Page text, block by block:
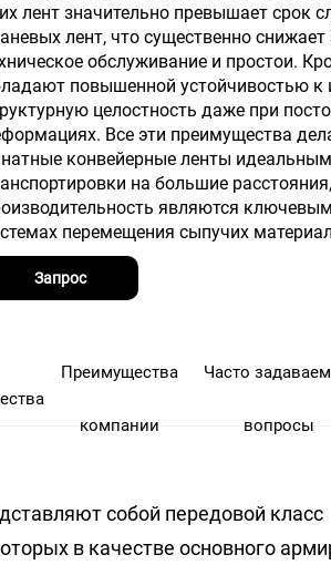
лент значительно превышает срок
лент, что существенно
обслуживание и простои.
повышенной устойчивостью к
целостность даже при
Все эти преимущества
конвейерные ленты
на большие
являются
перемещения сыпучих
Запрос
Преимущества
компании
Часто
вопросы
собой передовой класс
в качестве основного